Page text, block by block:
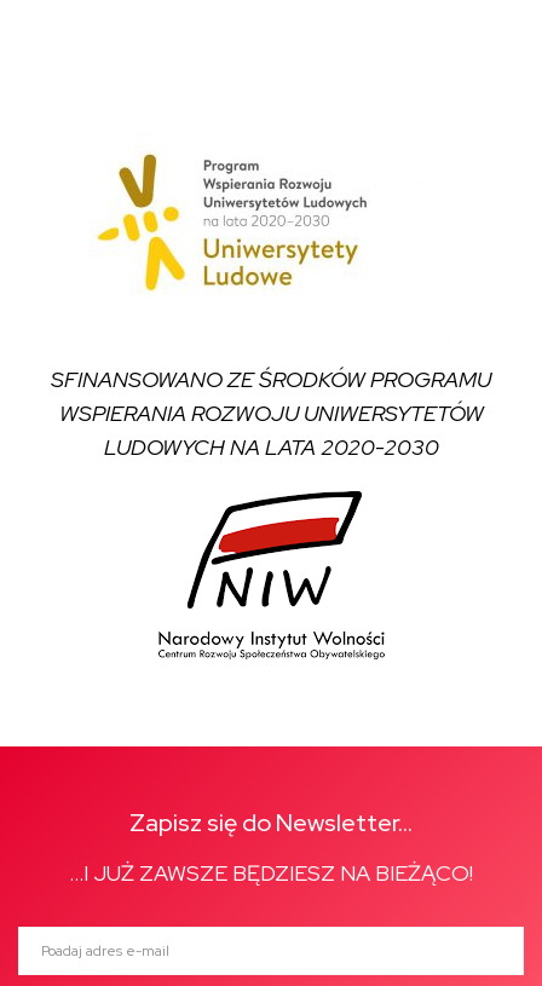
SFINANSOWANO ZE ŚRODKÓW PROGRAMU
WSPIERANIA ROZWOJU UNIWERSYTETÓW
LUDOWYCH NA LATA 2020-2030
Zapisz się do Newsletter...
...I JUŻ ZAWSZE BĘDZIESZ NA BIEŻĄCO!
Poadaj adres e-mail